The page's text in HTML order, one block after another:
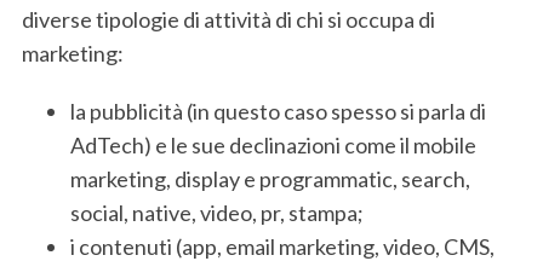
diverse tipologie di attività di chi si occupa di
marketing:
la pubblicità (in questo caso spesso si parla di
AdTech) e le sue declinazioni come il mobile
marketing, display e programmatic, search,
social, native, video, pr, stampa;
i contenuti (app, email marketing, video, CMS,